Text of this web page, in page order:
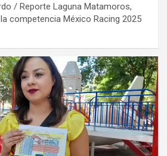
/ Reporte Laguna Matamoros,
competencia México Racing 2025